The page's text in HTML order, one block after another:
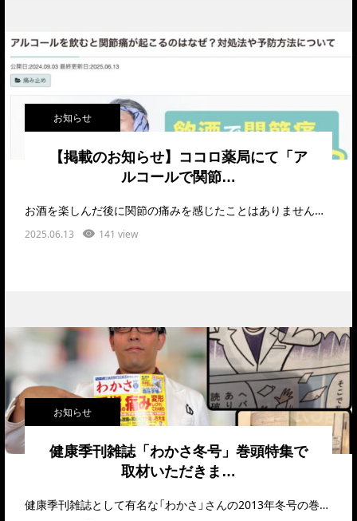
お知らせ
【掲載のお知らせ】ココロ薬局にて「ア
ルコールで関節…
お酒を楽しんだ後に関節の痛みを感じたことはありませんか？今回執筆した記事では、 なぜアルコールを…
2025.06.13 141 view
お知らせ
健康季刊雑誌「わかさ冬号」巻頭特集で
取材いただきま…
健康季刊雑誌として有名な「わかさ」さんの2013年冬号の巻頭特集「手指の痛み、変形、しびれ、こわ…